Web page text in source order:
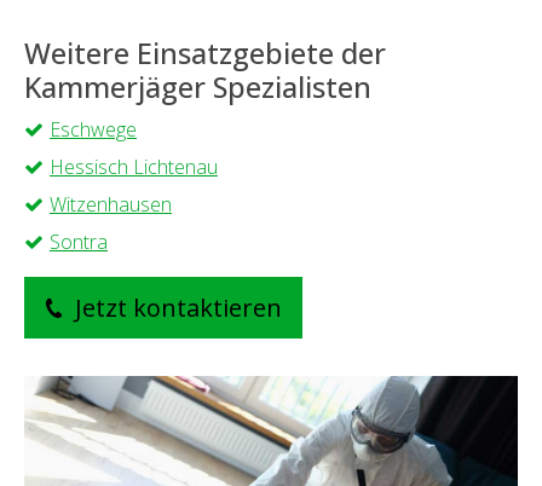
Weitere Einsatzgebiete der
Kammerjäger Spezialisten
Eschwege
Hessisch Lichtenau
Witzenhausen
Sontra
Jetzt kontaktieren